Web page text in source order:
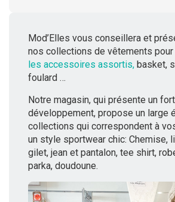
Mod’Elles vous conseillera et
nos collections de vêtements
les accessoires assortis,basket,
foulard …
Notre magasin, qui présente un
développement, propose un large
collections qui correspondent à
un style sportwear chic: Chemise,
gilet, jean et pantalon, tee shirt,
parka, doudoune.